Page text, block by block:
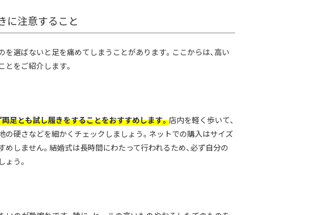
に注意すること
選ばないと足を痛めてしまうことがあります。ここからは、高い
とをご紹介します。
足とも試し履きをすることをおすすめします。店内を軽く歩いて、
の硬さなどを細かくチェックしましょう。ネットでの購入はサイズ
しません。結婚式は長時間にわたって行われるため、必ず自分の
う。